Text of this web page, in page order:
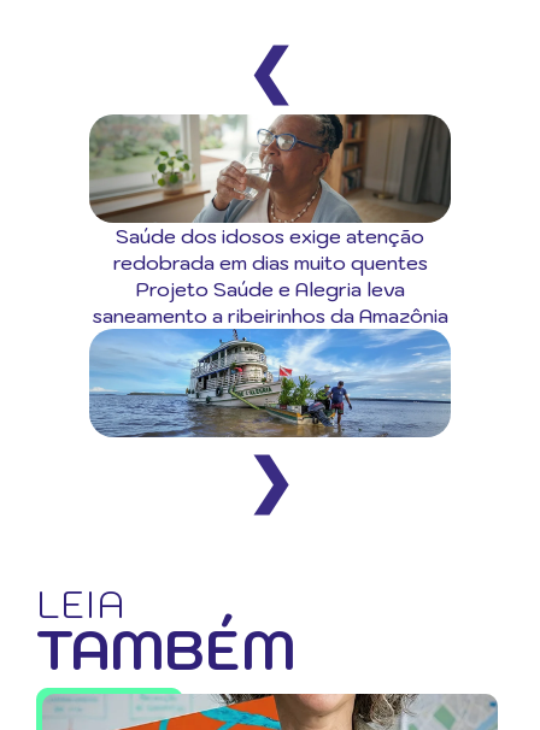
❮
Saúde dos idosos exige atenção
redobrada em dias muito quentes
Projeto Saúde e Alegria leva
saneamento a ribeirinhos da Amazônia
❯
LEIA
TAMBÉM